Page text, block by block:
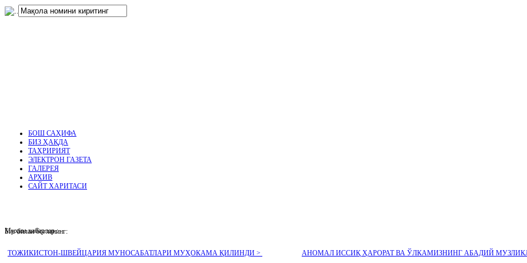
.
БОШ САҲИФА
БИЗ ҲАҚДА
ТАҲРИРИЯТ
ЭЛЕКТРОН ГАЗЕТА
ГАЛЕРЕЯ
АРХИВ
САЙТ ХАРИТАСИ
Муҳим хабарлар :
ТОЖИКИСТОН-ШВЕЙЦАРИЯ МУНОСАБАТЛАРИ МУҲОКАМА ҚИЛИНДИ > АНОМАЛ ИССИҚ ҲАРОРАТ ВА ЎЛКАМИЗНИНГ АБАДИЙ
Биз билан боғланинг: